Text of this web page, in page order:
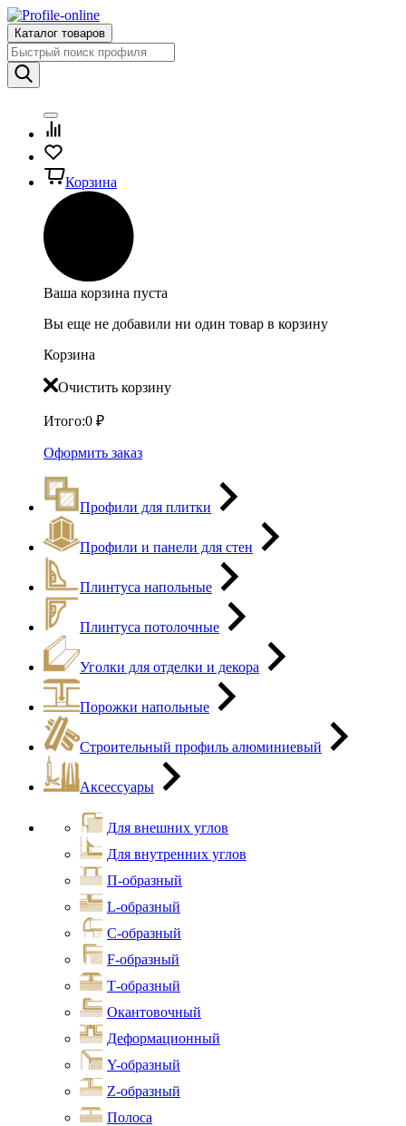
Каталог товаров
Корзина
Ваша корзина пуста
Вы еще не добавили ни один товар в корзину
Корзина
Очистить корзину
Итого:0 ₽
Оформить заказ
Профили для плитки
Профили и панели для стен
Плинтуса напольные
Плинтуса потолочные
Уголки для отделки и декора
Порожки напольные
Строительный профиль алюминиевый
Аксессуары
Для внешних углов
Для внутренних углов
П-образный
L-образный
С-образный
F-образный
Т-образный
Окантовочный
Деформационный
Y-образный
Z-образный
Полоса